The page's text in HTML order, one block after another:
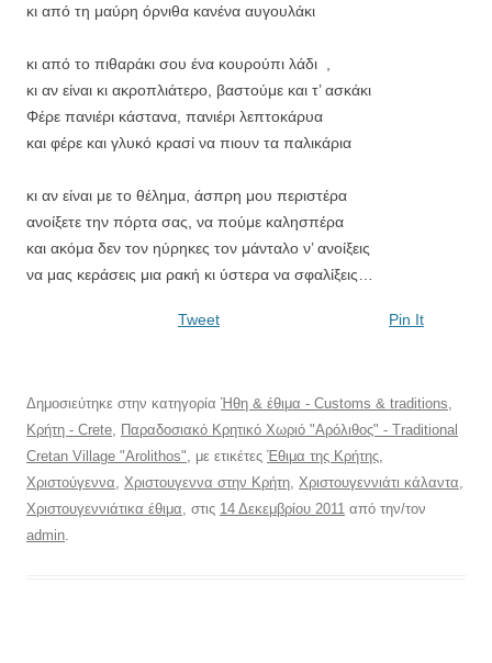
κι από τη μαύρη όρνιθα κανένα αυγουλάκι
κι από το πιθαράκι σου ένα κουρούπι λάδι ,
κι αν είναι κι ακροπλιάτερο, βαστούμε και τ’ ασκάκι
Φέρε πανιέρι κάστανα, πανιέρι λεπτοκάρυα
και φέρε και γλυκό κρασί να πιουν τα παλικάρια
κι αν είναι με το θέλημα, άσπρη μου περιστέρα
ανοίξετε την πόρτα σας, να πούμε καλησπέρα
και ακόμα δεν τον ηύρηκες τον μάνταλο ν’ ανοίξεις
να μας κεράσεις μια ρακή κι ύστερα να σφαλίξεις…
Tweet Pin It
Δημοσιεύτηκε στην κατηγορία Ήθη & έθιμα - Customs & traditions
Κρήτη - Crete
Παραδοσιακό Κρητικό Χωριό "Αρόλιθος" - Traditional
Cretan Village "Arolithos" , με ετικέτες Έθιμα της Κρήτης
Χριστούγεννα
Χριστουγεννα στην Κρήτη Χριστουγεννιάτι κάλαντα
Χριστουγεννιάτικα έθιμα , στις 14 Δεκεμβρίου 2011 από την/τον
admin